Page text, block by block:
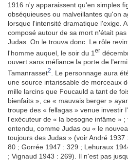
1916 n'y apparaissent qu'en simples
obséquieuses ou malveillantes qu'on
lorsque l'intensité dramatique l'exige.
composé autour de sa mort n'était
Judas. On le trouva donc. Le rôle
l'homme auquel, le soir du 1 er
ouvert sans méfiance la porte de
Tamanrasset2
. Le personnage aura
une source intarissable de morceaux
mille larcins que Foucauld a tant de
bienfaits », ce « mauvais berger »
troupe des « fellagas » venue investir
l'exécuteur de « la besogne infâme »
entendu, comme Judas ou « le
toujours des Judas » (voir André 1937
80 ; Gorrée 1947 : 329 ; Lehuraux
; Vignaud 1943 : 269). Il n'est pas